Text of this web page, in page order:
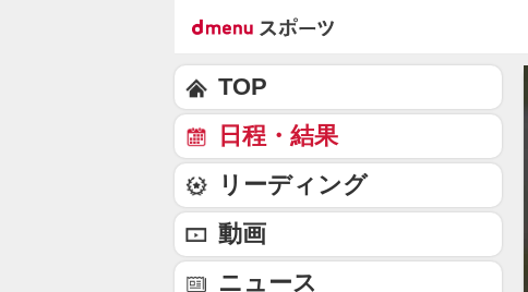
TOP
日程・結果
リーディング
動画
ニュース